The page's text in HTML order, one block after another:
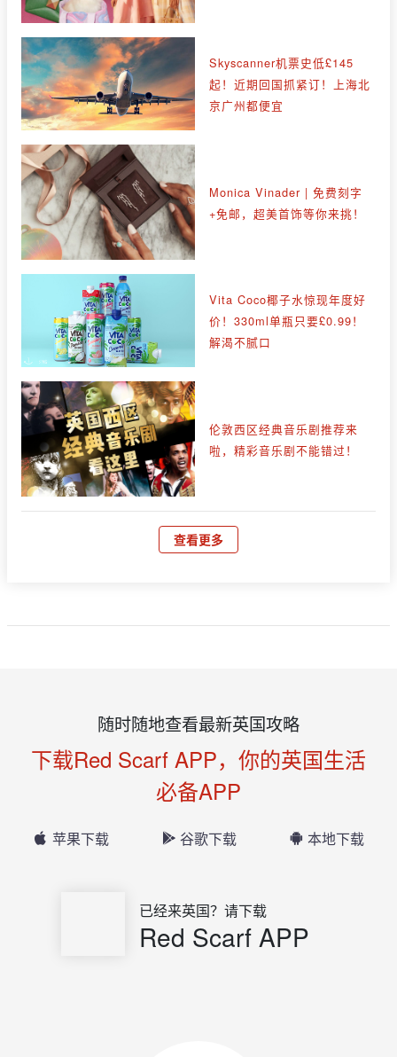
Skyscanner机票史低£145
起！近期回国抓紧订！上海北
京广州都便宜
Monica Vinader | 免费刻字
+免邮，超美首饰等你来挑！
Vita Coco椰子水惊现年度好
价！330ml单瓶只要£0.99！
解渴不腻口
伦敦西区经典音乐剧推荐来
啦，精彩音乐剧不能错过！
查看更多
随时随地查看最新英国攻略
下载Red Scarf APP，你的英国生活
必备APP
苹果下载 谷歌下载 本地下载
已经来英国？请下载
Red Scarf APP